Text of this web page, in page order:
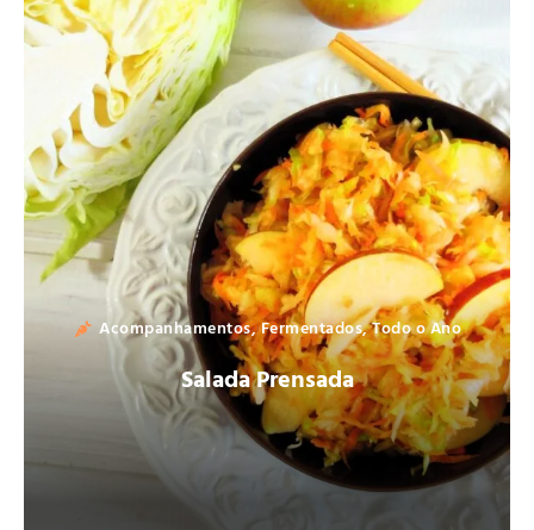
Acompanhamentos,Fermentados,Todo o Ano
Salada Prensada